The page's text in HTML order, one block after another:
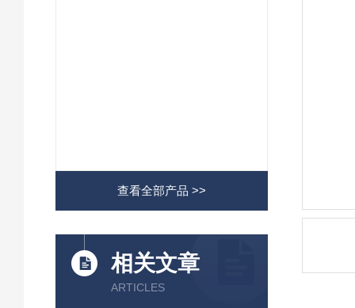
查看全部产品 >>
相关文章
ARTICLES